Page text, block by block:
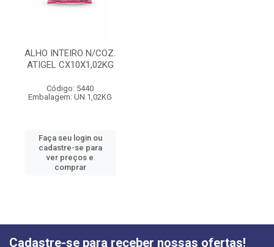
ALHO INTEIRO N/COZ.
ATIGEL CX10X1,02KG
Código: 5440
Embalagem: UN 1,02KG
Faça seu login ou
cadastre-se para
ver preços e
comprar
Cadastre-se para receber nossas ofertas!